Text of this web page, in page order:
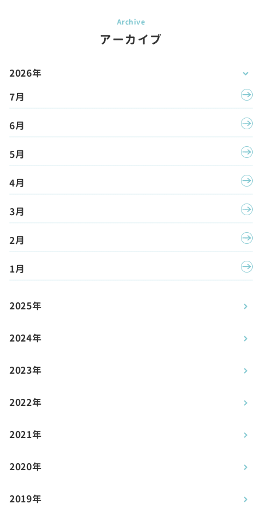
アーカイブ
2026年
7月
6月
5月
4月
3月
2月
1月
2025年
2024年
2023年
2022年
2021年
2020年
2019年